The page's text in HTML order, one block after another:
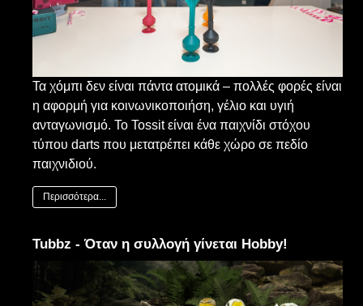
Τα χόμπι δεν είναι πάντα ατομικά – πολλές φορές είναι
η αφορμή για κοινωνικοποιήση, γέλιο και υγιή
ανταγωνισμό. Το Tossit είναι ένα παιχνίδι στόχου
τύπου darts που μετατρέπει κάθε χώρο σε πεδίο
παιχνιδιού.
Περισσότερα...
Tubbz - Όταν η συλλογή γίνεται Hobby!